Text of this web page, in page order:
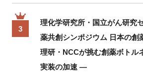
3
理化学研究所・国立がん研究
薬共創シンポジウム 日本の
理研・NCCが挑む創薬ボトル
実装の加速 ―